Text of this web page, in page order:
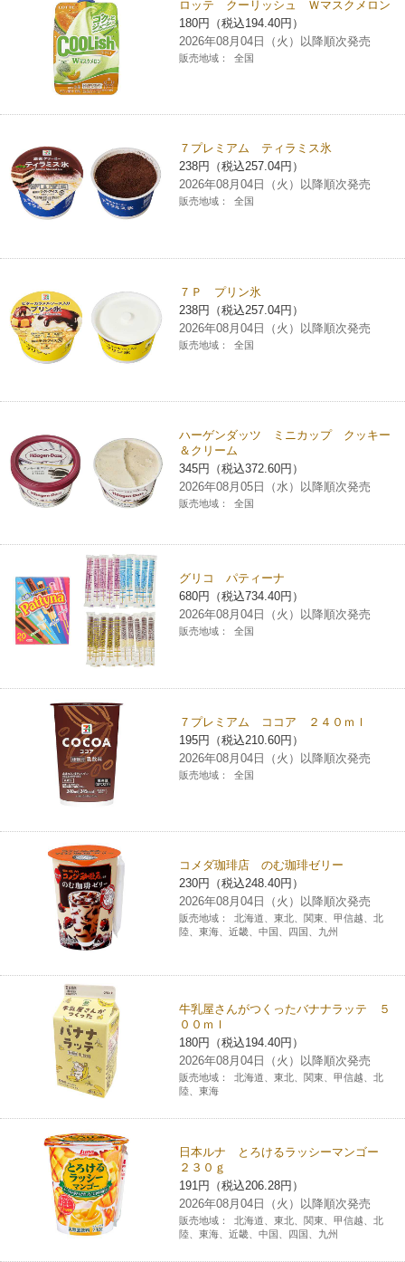
ロッテ クーリッシュ Ｗマスクメロン
180円（税込194.40円）
2026年08月04日（火）以降順次発売
販売地域： 全国
７プレミアム ティラミス氷
238円（税込257.04円）
2026年08月04日（火）以降順次発売
販売地域： 全国
７Ｐ プリン氷
238円（税込257.04円）
2026年08月04日（火）以降順次発売
販売地域： 全国
ハーゲンダッツ ミニカップ クッキー
＆クリーム
345円（税込372.60円）
2026年08月05日（水）以降順次発売
販売地域： 全国
グリコ パティーナ
680円（税込734.40円）
2026年08月04日（火）以降順次発売
販売地域： 全国
７プレミアム ココア ２４０ｍｌ
195円（税込210.60円）
2026年08月04日（火）以降順次発売
販売地域： 全国
コメダ珈琲店 のむ珈琲ゼリー
230円（税込248.40円）
2026年08月04日（火）以降順次発売
販売地域：
北海道、東北、関東、甲信越、北
陸、東海、近畿、中国、四国、九州
牛乳屋さんがつくったバナナラッテ ５
００ｍｌ
180円（税込194.40円）
2026年08月04日（火）以降順次発売
販売地域：
北海道、東北、関東、甲信越、北
陸、東海
日本ルナ とろけるラッシーマンゴー
２３０ｇ
191円（税込206.28円）
2026年08月04日（火）以降順次発売
販売地域：
北海道、東北、関東、甲信越、北
陸、東海、近畿、中国、四国、九州